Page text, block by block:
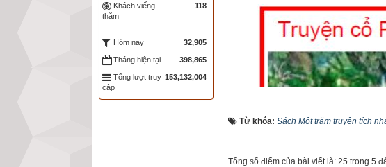
Từ khóa: Sách Một trăm truyện tích
Tổng số điểm của bài viết là: 25 trong 5
Khách viếng
thăm
118
Hôm nay 32,905
Tháng hiện tại 398,865
Tổng lượt truy
cập
153,132,004